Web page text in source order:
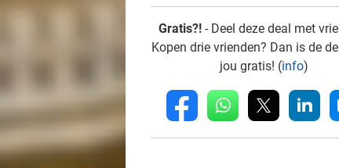
Gratis?! - Deel deze deal met
Kopen drie vrienden? Dan is de
jou gratis! (info)
fb whatsapp linkedin